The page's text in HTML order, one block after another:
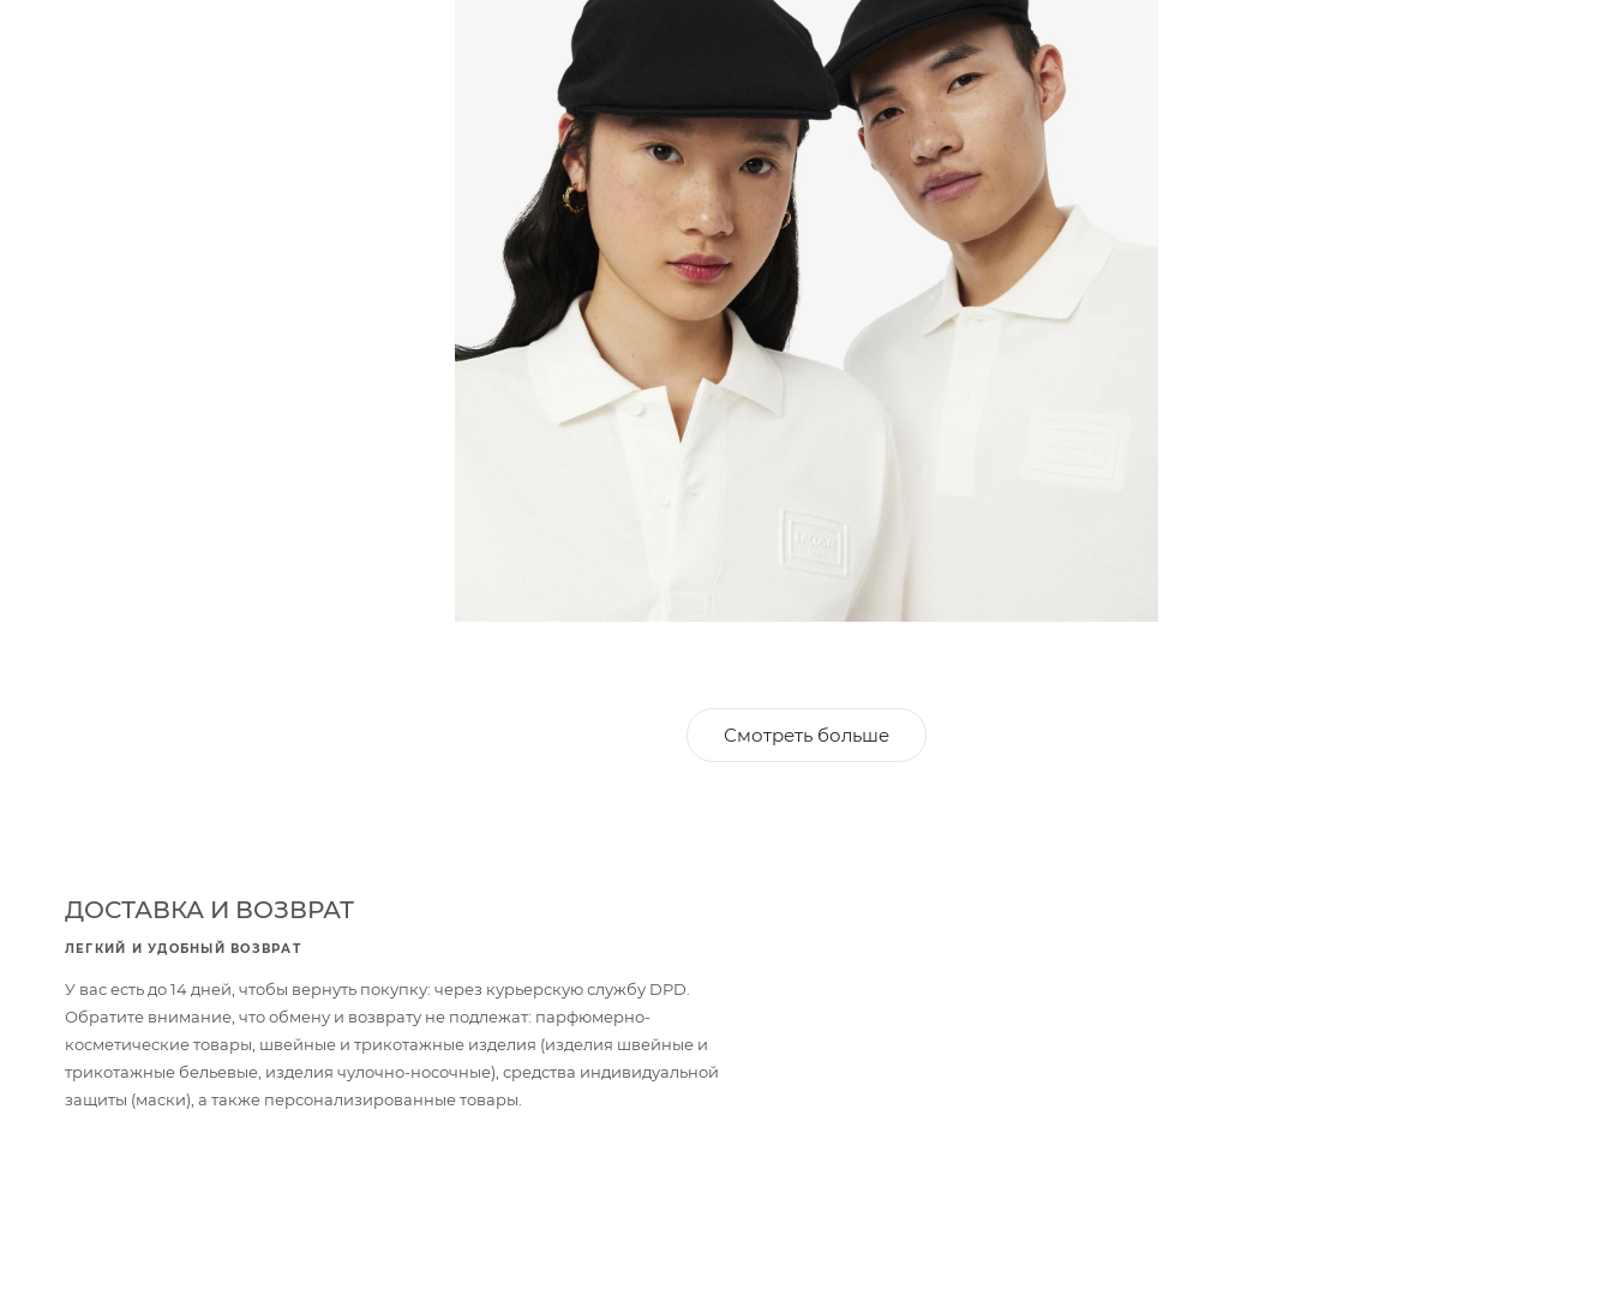
Смотреть больше
ДОСТАВКА И ВОЗВРАТ
ЛЕГКИЙ И УДОБНЫЙ ВОЗВРАТ
У вас есть до 14 дней, чтобы вернуть покупку: через курьерскую службу DPD.
Обратите внимание, что обмену и возврату не подлежат: парфюмерно-
косметические товары, швейные и трикотажные изделия (изделия швейные и
трикотажные бельевые, изделия чулочно-носочные), средства индивидуальной
защиты (маски), а также персонализированные товары.